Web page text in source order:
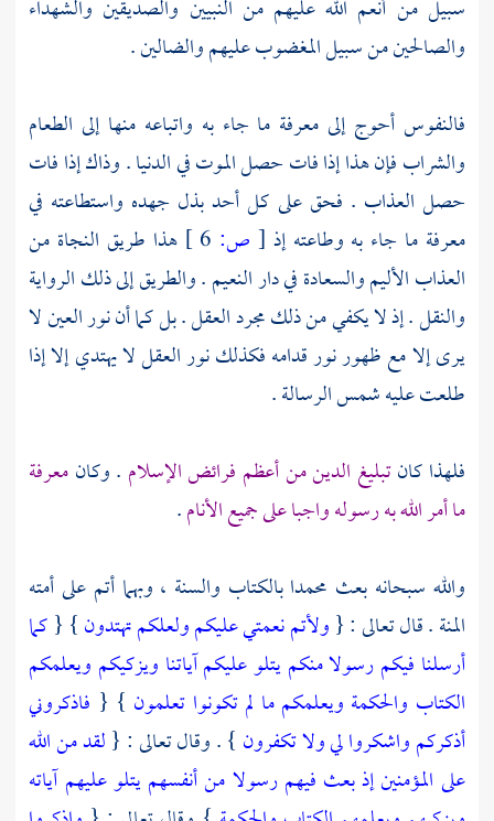
سبيل من أنعم الله عليهم من النبيين والصديقين والشهداء
والصالحين من سبيل المغضوب عليهم والضالين .
فالنفوس أحوج إلى معرفة ما جاء به واتباعه منها إلى الطعام
والشراب فإن هذا إذا فات حصل الموت في الدنيا . وذاك إذا فات
حصل العذاب . فحق على كل أحد بذل جهده واستطاعته في
معرفة ما جاء به وطاعته إذ [ ص:
هذا طريق النجاة من
العذاب الأليم والسعادة في دار النعيم . والطريق إلى ذلك الرواية
والنقل . إذ لا يكفي من ذلك مجرد العقل . بل كما أن نور العين لا
يرى إلا مع ظهور نور قدامه فكذلك نور العقل لا يهتدي إلا إذا
طلعت عليه شمس الرسالة .
فلهذا كانتبليغ الدين من أعظم فرائض الإسلام . وكانمعرفة
ما أمر الله به رسوله واجبا على جميع الأنام.
والله سبحانه بعث محمدابالكتاب والسنة ، وبهما أتم على أمته
المنة . قال تعالى : {ولأتم نعمتي عليكم ولعلكم تهتدون} {كما
أرسلنا فيكم رسولا منكم يتلو عليكم آياتنا ويزكيكم ويعلمكم
الكتاب والحكمة ويعلمكم ما لم تكونوا تعلمون } { فاذكروني
أذكركم واشكروا لي ولا تكفرون } . وقال تعالى : {لقد من الله
على المؤمنين إذ بعث فيهم رسولا من أنفسهم يتلو عليهم آياته